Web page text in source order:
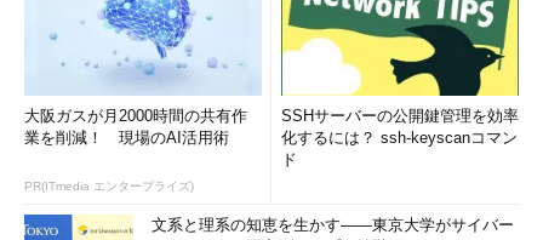
大阪ガスが月2000時間の共有作
業を削減！ 現場のAI活用術
PR(ITmedia エンタープライズ)
SSHサーバーの公開鍵管理を効率
化するには？ ssh-keyscanコマン
ド
文系と理系の知恵を生かす――東京大学がサイバー